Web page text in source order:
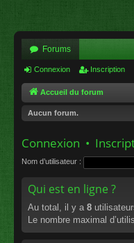
Forums
Connexion Inscription
Accueil du forum
Aucun forum.
Connexion •
Nom d’utilisateur :
Qui est en ligne ?
Au total, il y a 8
Le nombre maximal